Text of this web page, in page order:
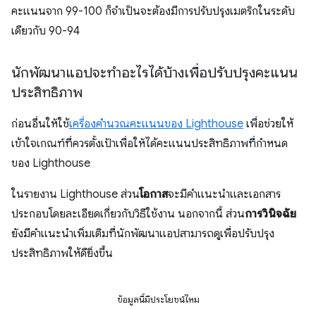
คะแนนจาก 99-100 ก็จำเป็นจะต้องมีการปรับปรุงเมตริกในระดับ
เดียวกับ 90-94
นักพัฒนาแอปจะทําอะไรได้บ้างเพื่อปรับปรุงคะแนน
ประสิทธิภาพ
ก่อนอื่นให้ใช้เครื่องคำนวณคะแนนของ Lighthouse เพื่อช่วยให้
เข้าใจเกณฑ์ที่ควรตั้งเป้าเพื่อให้ได้คะแนนประสิทธิภาพที่กำหนด
ของ Lighthouse
ในรายงาน Lighthouse ส่วนโอกาสจะมีคําแนะนําและเอกสาร
ประกอบโดยละเอียดเกี่ยวกับวิธีใช้งาน นอกจากนี้ ส่วนการวินิจฉัย
ยังมีคําแนะนําเพิ่มเติมที่นักพัฒนาแอปสามารถดูเพื่อปรับปรุง
ประสิทธิภาพให้ดียิ่งขึ้น
ข้อมูลนี้มีประโยชน์ไหม